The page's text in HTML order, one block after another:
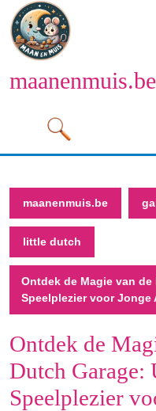
Naar
de
inhoud
maanenmuis.be
maanenmuis.be
little dutch
Ontdek de Magie van
Speelplezier voor
Ontdek de
Dutch Garage:
Speelplezier